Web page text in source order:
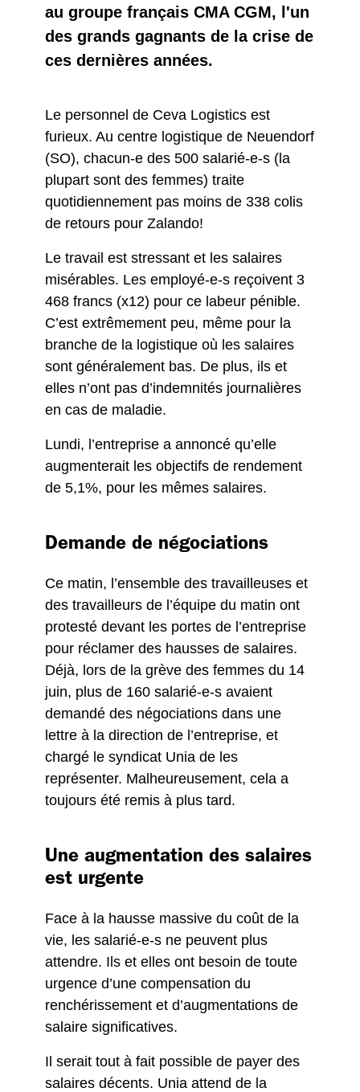
au groupe français CMA CGM, l'un
des grands gagnants de la crise de
ces dernières années.
Le personnel de Ceva Logistics est
furieux. Au centre logistique de Neuendorf
(SO), chacun-e des 500 salarié-e-s (la
plupart sont des femmes) traite
quotidiennement pas moins de 338 colis
de retours pour Zalando!
Le travail est stressant et les salaires
misérables. Les employé-e-s reçoivent 3
468 francs (x12) pour ce labeur pénible.
C’est extrêmement peu, même pour la
branche de la logistique où les salaires
sont généralement bas. De plus, ils et
elles n’ont pas d’indemnités journalières
en cas de maladie.
Lundi, l’entreprise a annoncé qu’elle
augmenterait les objectifs de rendement
de 5,1%, pour les mêmes salaires.
Demande de négociations
Ce matin, l’ensemble des travailleuses et
des travailleurs de l’équipe du matin ont
protesté devant les portes de l’entreprise
pour réclamer des hausses de salaires.
Déjà, lors de la grève des femmes du 14
juin, plus de 160 salarié-e-s avaient
demandé des négociations dans une
lettre à la direction de l’entreprise, et
chargé le syndicat Unia de les
représenter. Malheureusement, cela a
toujours été remis à plus tard.
Une augmentation des salaires
est urgente
Face à la hausse massive du coût de la
vie, les salarié-e-s ne peuvent plus
attendre. Ils et elles ont besoin de toute
urgence d’une compensation du
renchérissement et d’augmentations de
salaire significatives.
Il serait tout à fait possible de payer des
salaires décents. Unia attend de la